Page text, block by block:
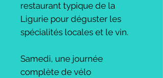
restaurant typique de la
Ligurie pour déguster les
spécialités locales et le vin.
Samedi, une journée
complète de vélo